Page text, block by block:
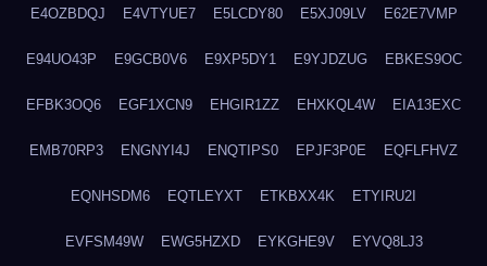
E4OZBDQJ E4VTYUE7 E5LCDY80 E5XJ09LV E62E7VMP
E94UO43P E9GCB0V6 E9XP5DY1 E9YJDZUG EBKES9OC
EFBK3OQ6 EGF1XCN9 EHGIR1ZZ EHXKQL4W EIA13EXC
EMB70RP3 ENGNYI4J ENQTIPS0 EPJF3P0E EQFLFHVZ
EQNHSDM6 EQTLEYXT ETKBXX4K ETYIRU2I
EVFSM49W EWG5HZXD EYKGHE9V EYVQ8LJ3